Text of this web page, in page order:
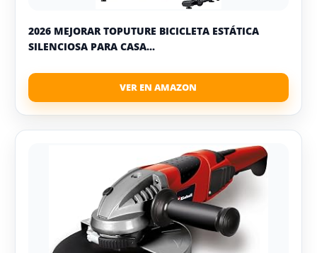
2026 MEJORAR TOPUTURE BICICLETA ESTÁTICA
SILENCIOSA PARA CASA...